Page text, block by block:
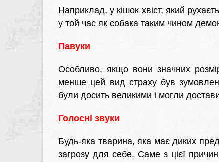
Наприклад, у кішок хвіст, який
у той час як собака таким чином
Павуки
Особливо, якщо вони значних
менше цей вид страху був
були досить великими і могли
Голосні звуки
Будь-яка тварина, яка має диких
загрозу для себе. Саме з цієї